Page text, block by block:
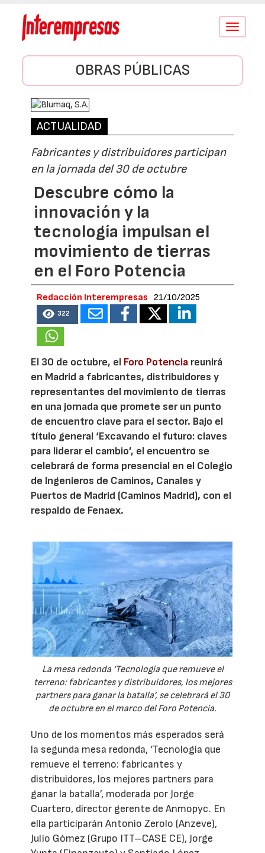
Conmutar
OBRAS PÚBLICAS
ACTUALIDAD
Fabricantes y distribuidores participan
en la jornada del 30 de octubre
Descubre cómo la
innovación y la
tecnología impulsan el
movimiento de tierras
en el Foro Potencia
Redacción Interempresas 21/10/2025
322
El 30 de octubre, el Foro Potencia reunirá
en Madrid a fabricantes, distribuidores y
representantes del movimiento de tierras
en una jornada que promete ser un punto
de encuentro clave para el sector. Bajo el
título general ‘Excavando el futuro: claves
para liderar el cambio’, el encuentro se
celebrará de forma presencial en el Colegio
de Ingenieros de Caminos, Canales y
Puertos de Madrid (Caminos Madrid), con el
respaldo de Fenaex.
La mesa redonda ‘Tecnología que remueve el
terreno: fabricantes y distribuidores, los mejores
partners para ganar la batalla’, se celebrará el 30
de octubre en el marco del Foro Potencia.
Uno de los momentos más esperados será
la segunda mesa redonda, ‘Tecnología que
remueve el terreno: fabricantes y
distribuidores, los mejores partners para
ganar la batalla’, moderada por Jorge
Cuartero, director gerente de Anmopyc. En
ella participarán Antonio Zerolo (Anzeve),
Julio Gómez (Grupo ITT–CASE CE), Jorge